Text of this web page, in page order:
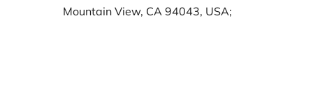
Mountain View, CA 94043, USA;